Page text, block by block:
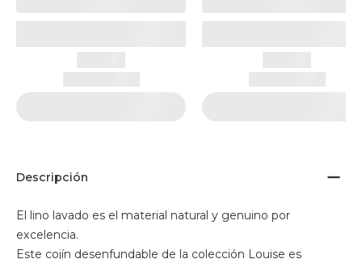
Descripción
El lino lavado es el material natural y genuino por
excelencia.
Este cojín desenfundable de la colección Louise es